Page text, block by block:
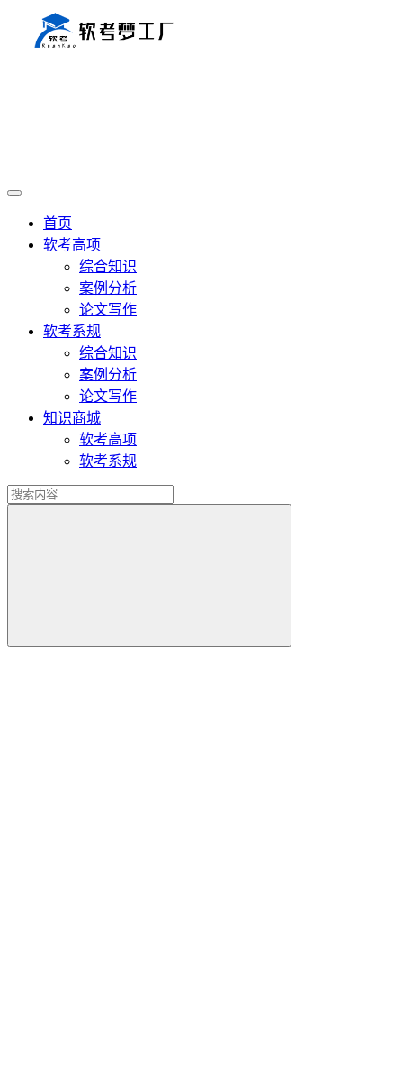
首页
软考高项
综合知识
案例分析
论文写作
软考系规
综合知识
案例分析
论文写作
知识商城
软考高项
软考系规